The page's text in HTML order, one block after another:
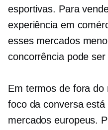
esportivas. Para
experiência em
esses mercados
concorrência pode
Em termos de fora do
foco da conversa
mercados europeus.